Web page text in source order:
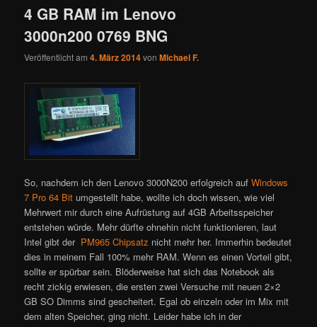
4 GB RAM im Lenovo
3000n200 0769 BNG
Veröffentlicht am4. März 2014vonMichael F.
So, nachdem ich den Lenovo 3000N200 erfolgreich aufWindows
7 Pro 64 Bit umgestellt habe, wollte ich doch wissen, wie viel
Mehrwert mir durch eine Aufrüstung auf 4GB Arbeitsspeicher
entstehen würde. Mehr dürfte ohnehin nicht funktionieren, laut
Intel gibt der PM965 Chipsatz nicht mehr her. Immerhin bedeutet
dies in meinem Fall 100% mehr RAM. Wenn es einen Vorteil gibt,
sollte er spürbar sein. Blöderweise hat sich das Notebook als
recht zickig erwiesen, die ersten zwei Versuche mit neuen 2×2
GB SO Dimms sind gescheitert. Egal ob einzeln oder im Mix mit
dem alten Speicher, ging nicht. Leider habe ich in der